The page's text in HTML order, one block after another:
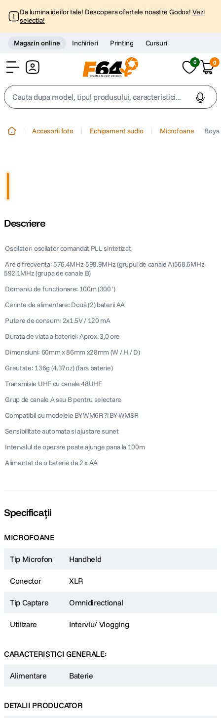
Da lumina ideilor tale! Descopera ofertele noastre Godox! Vezi
selectia!
Magazin online Inchirieri Printing Cursuri
0 0
Cauta dupa model, tipul produsului, caracteristici...
6. lavaliera
7. card memorie
9. insta 360
Accesorii foto Echipament audio Microfoane
Descriere
 Oscilator: oscilator comandat PLL sintetizat
 Are o frecventa: 576.4MHz-599.9MHz (grupul de canale A)568.6MHz-
592.1MHz (grupa de canale B)
 Domeniu de functionare: 100m (300 ')
 Cerinte de alimentare: Douã (2) baterii AA
 Putere de consum: 2x1.5V / 120 mA
 Durata de viata a bateriei: Aprox. 3,0 ore
 Dimensiuni: 60mm x 86mm x28mm (W / H / D)
 Greutate: 136g (4.37oz) (fara baterie)
 Transmisie UHF cu canale 48UHF
 Grup de canale A sau B pentru selectare
 Compatibil cu modelele BY-WM6R ?i BY-WM8R
 Sensibilitate automata si ajustare sunet
 Intervalul de operare poate ajunge pana la 100m
 Alimentat de o baterie de 2 x AA
Specificații
MICROFOANE
Tip Microfon Handheld
Conector XLR
Tip Captare Omnidirectional
Utilizare Interviu/ Vlogging
CARACTERISTICI GENERALE:
Alimentare Baterie
DETALII PRODUCATOR